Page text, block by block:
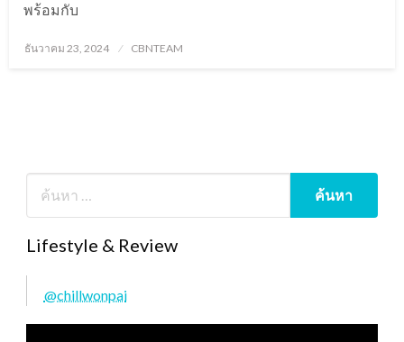
พร้อมกับ
Posted
ธันวาคม 23, 2024 CBNTEAM
Lifestyle & Review
@chillwonpai